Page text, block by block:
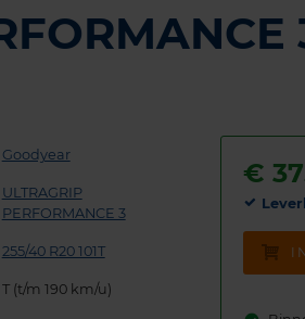
Goodyear
ULTRAGRIP
PERFORMANCE 3
255/40 R20 101T
T (t/m 190 km/u)
€